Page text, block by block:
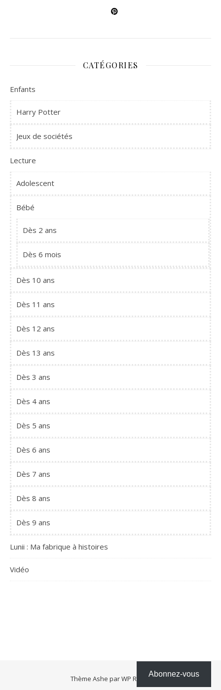
CATÉGORIES
Enfants
Harry Potter
Jeux de sociétés
Lecture
Adolescent
Bébé
Dès 2 ans
Dès 6 mois
Dès 10 ans
Dès 11 ans
Dès 12 ans
Dès 13 ans
Dès 3 ans
Dès 4 ans
Dès 5 ans
Dès 6 ans
Dès 7 ans
Dès 8 ans
Dès 9 ans
Lunii : Ma fabrique à histoires
Vidéo
Thème Ashe parWP Royal.
Abonnez-vous